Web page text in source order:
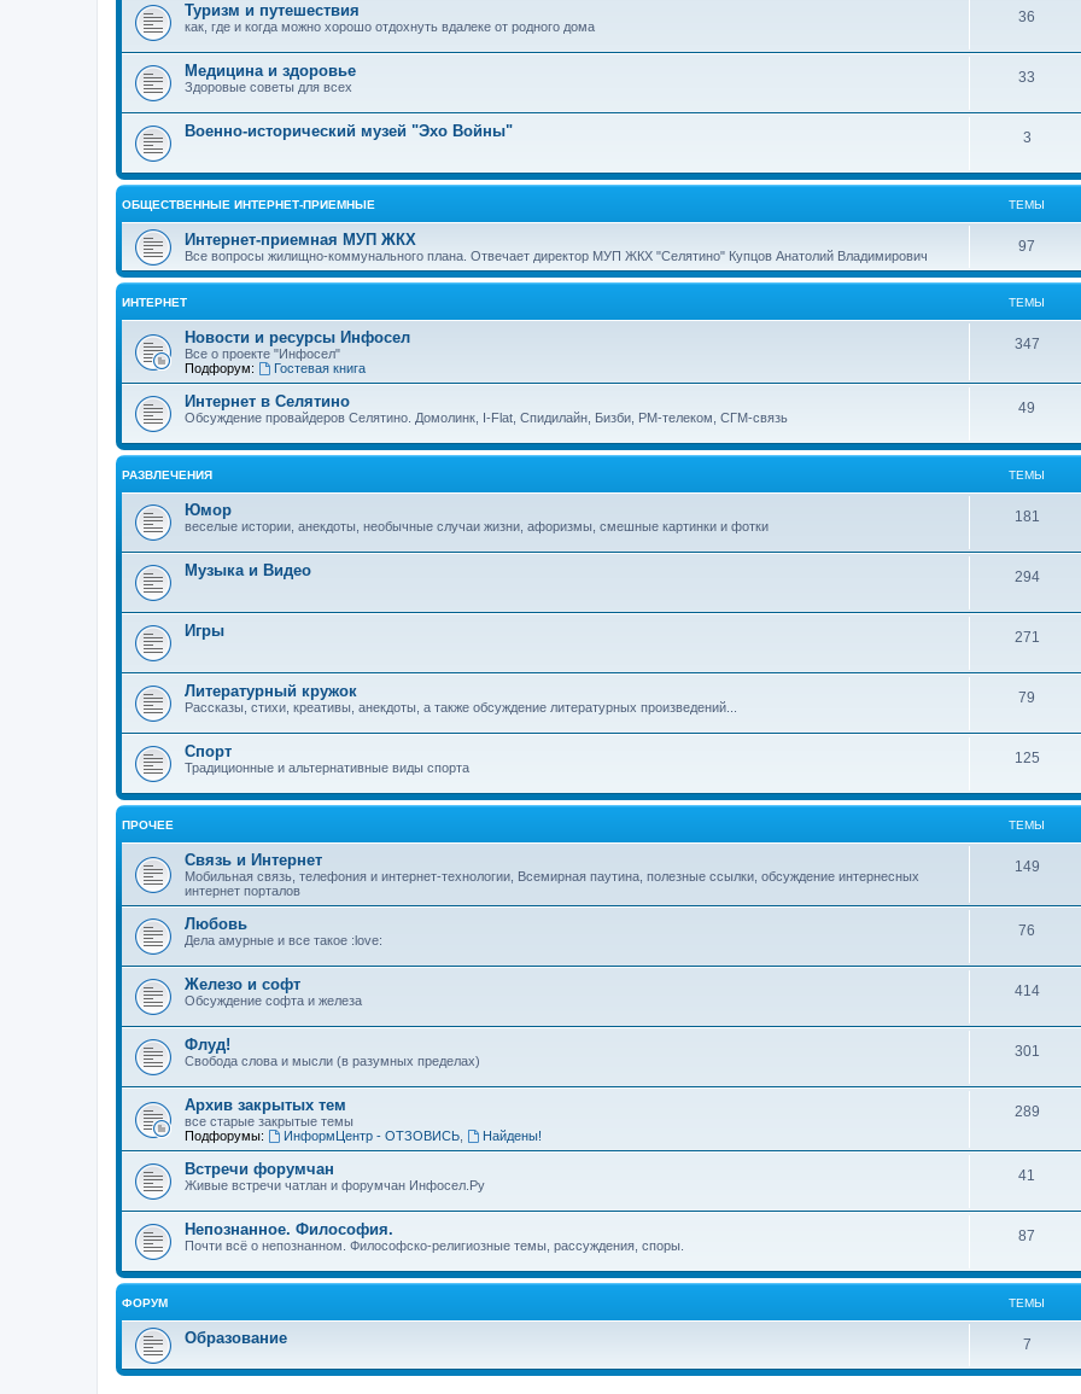
Туризм и путешествия
как, где и когда можно хорошо отдохнуть вдалеке от родного дома
36
Медицина и здоровье
Здоровые советы для всех
33
Военно-исторический музей "Эхо Войны" 3
ОБЩЕСТВЕННЫЕ ИНТЕРНЕТ-ПРИЕМНЫЕ ТЕМЫ
Интернет-приемная МУП ЖКХ
Все вопросы жилищно-коммунального плана. Отвечает директор МУП ЖКХ "Селятино" Купцов Анатолий Владимирович
97
ИНТЕРНЕТ ТЕМЫ
Новости и ресурсы Инфосел
Все о проекте "Инфосел"
Подфорум:
Гостевая книга
347
Интернет в Селятино
Обсуждение провайдеров Селятино. Домолинк, I-Flat, Спидилайн, Бизби, РМ-телеком, СГМ-связь
49
РАЗВЛЕЧЕНИЯ ТЕМЫ
Юмор
веселые истории, анекдоты, необычные случаи жизни, афоризмы, смешные картинки и фотки
181
Музыка и Видео 294
Игры 271
Литературный кружок
Рассказы, стихи, креативы, анекдоты, а также обсуждение литературных произведений...
79
Спорт
Традиционные и альтернативные виды спорта
125
ПРОЧЕЕ ТЕМЫ
Связь и Интернет
Мобильная связь, телефония и интернет-технологии, Всемирная паутина, полезные ссылки, обсуждение интернесных
интернет порталов
149
Любовь
Дела амурные и все такое :love:
76
Железо и софт
Обсуждение софта и железа
414
Флуд!
Свобода слова и мысли (в разумных пределах)
301
Архив закрытых тем
все старые закрытые темы
Подфорумы:
ИнформЦентр - ОТЗОВИСЬ, Найдены!
289
Встречи форумчан
Живые встречи чатлан и форумчан Инфосел.Ру
41
Непознанное. Философия.
Почти всё о непознанном. Философско-религиозные темы, рассуждения, споры.
87
ФОРУМ ТЕМЫ
Образование 7